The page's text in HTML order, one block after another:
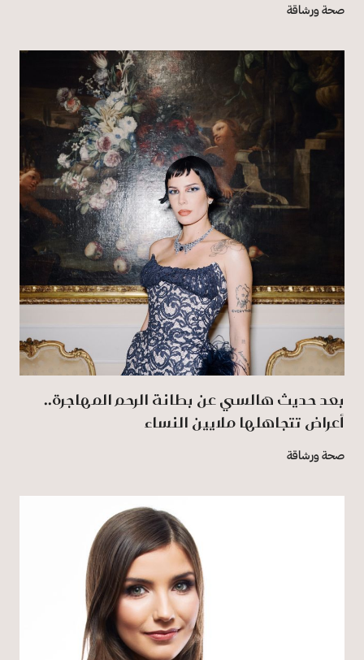
صحة ورشاقة
بعد حديث هالسي عن بطانة الرحم المهاجرة..
أعراض تتجاهلها ملايين النساء
صحة ورشاقة